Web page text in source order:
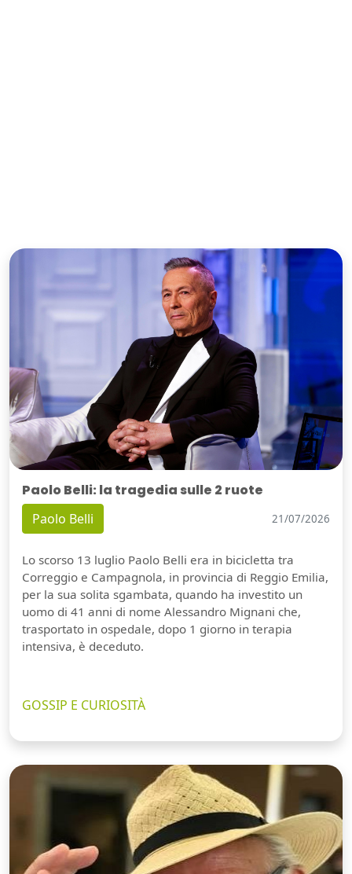
Paolo Belli: la tragedia sulle 2 ruote
Paolo Belli 21/07/2026
Lo scorso 13 luglio Paolo Belli era in bicicletta tra
Correggio e Campagnola, in provincia di Reggio Emilia,
per la sua solita sgambata, quando ha investito un
uomo di 41 anni di nome Alessandro Mignani che,
trasportato in ospedale, dopo 1 giorno in terapia
intensiva, è deceduto.
GOSSIP E CURIOSITÀ